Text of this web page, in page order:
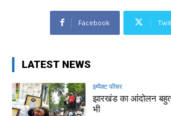
Facebook
LATEST NEWS
इम्पैक्ट फीचर
झारखंड का आंदोलन
भी